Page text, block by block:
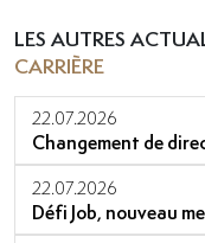
LES AUTRES
CARRIÈRE
22.07.2026
Changement de
22.07.2026
Défi Job, nouveau